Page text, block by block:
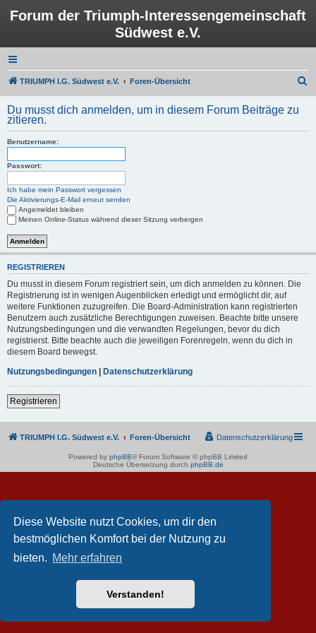
Diese Website nutzt Cookies, um dir den
bestmöglichen Komfort bei der Nutzung zu
bieten. Mehr erfahren
Verstanden!
Forum der Triumph-Interessengemeinschaft
Südwest e.V.
TRIUMPH I.G. Südwest e.V. Foren-Übersicht
u
h
Du musst dich anmelden, um in diesem Forum Beiträge zu
zitieren.
Benutzername:
Passwort:
Ich habe mein Passwort vergessen
Die Aktivierungs-E-Mail erneut senden
Angemeldet bleiben
Meinen Online-Status während dieser Sitzung verbergen
REGISTRIEREN
Du musst in diesem Forum registriert sein, um dich anmelden zu können. Die
Registrierung ist in wenigen Augenblicken erledigt und ermöglicht dir, auf
weitere Funktionen zuzugreifen. Die Board-Administration kann registrierten
Benutzern auch zusätzliche Berechtigungen zuweisen. Beachte bitte unsere
Nutzungsbedingungen und die verwandten Regelungen, bevor du dich
registrierst. Bitte beachte auch die jeweiligen Forenregeln, wenn du dich in
diesem Board bewegst.
Nutzungsbedingungen | Datenschutzerklärung
Registrieren
TRIUMPH I.G. Südwest e.V. Foren-Übersicht Datenschutzerklärung
Powered by phpBB® Forum Software © phpBB Limited
Deutsche Übersetzung durch phpBB.de